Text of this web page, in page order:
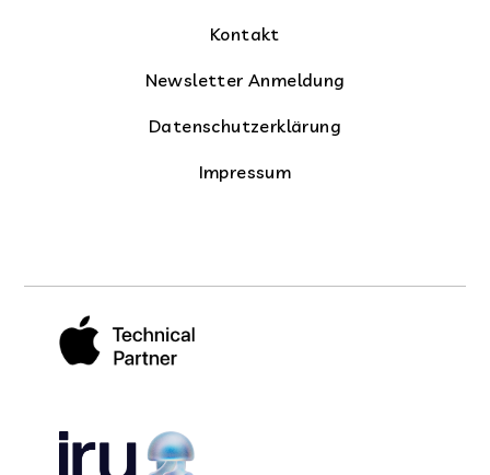
Kontakt
Newsletter Anmeldung
Datenschutzerklärung
Impressum